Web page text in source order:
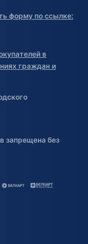
форму по ссылке:
в
граждан и
запрещена без